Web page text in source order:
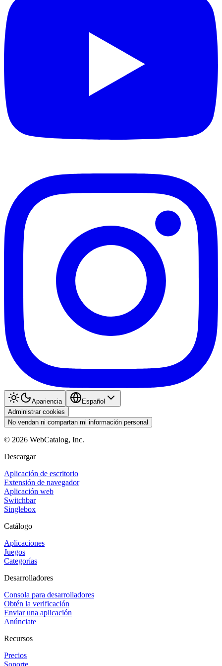
Apariencia
Español
Administrar cookies
No vendan ni compartan mi información personal
© 2026 WebCatalog, Inc.
Descargar
Aplicación de escritorio
Extensión de navegador
Aplicación web
Switchbar
Singlebox
Catálogo
Aplicaciones
Juegos
Categorías
Desarrolladores
Consola para desarrolladores
Obtén la verificación
Enviar una aplicación
Anúnciate
Recursos
Precios
Soporte